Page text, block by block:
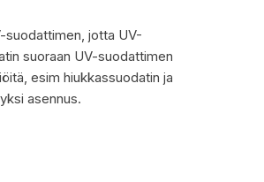
suodattimen, jotta UV-
suoraan UV-suodattimen
esim hiukkassuodatin ja
asennus.